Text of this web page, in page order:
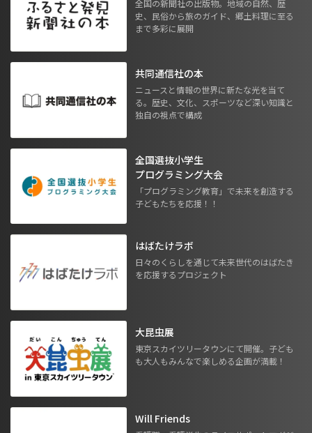
全国の新聞社の出版物。地域の自然、歴
史、民俗から旅のガイド、郷土料理に至る
まで多彩に展開
共同通信社の本
ニュースと情報の世界に新たな光を当て
る。歴史、文化、スポーツなど深い知識と
独自の視点で構成
全国選抜小学生
プログラミング大会
「プログラミング教育」で未来を創造する
子どもたちを応援！！
はばたけラボ
日々のくらしを通じて未来世代のはばたき
を応援するプロジェクト
大昆虫展
東京スカイツリータウンにて開催。子ども
も大人もみんなで楽しめる企画が満載！
Will Friends